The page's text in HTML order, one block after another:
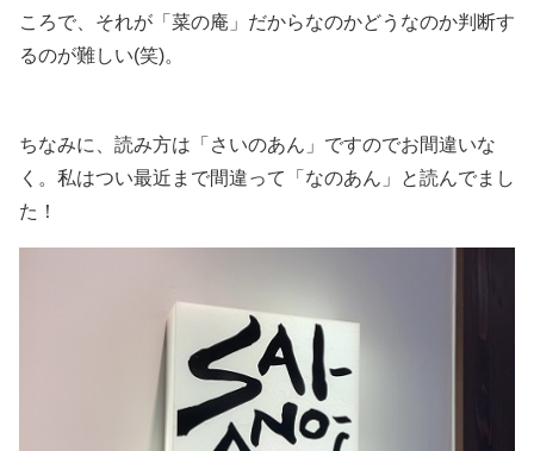
ころで、それが「菜の庵」だからなのかどうなのか判断す
るのが難しい(笑)。
ちなみに、読み方は「さいのあん」ですのでお間違いな
く。私はつい最近まで間違って「なのあん」と読んでまし
た！